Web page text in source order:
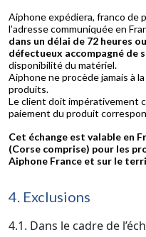
Aiphone expédiera, franco de
l’adresse communiquée en
dans un délai de 72 heures
défectueux accompagné de
disponibilité du matériel.
Aiphone ne procède jamais à
produits.
Le client doit impérativement
paiement du produit
Cet échange est valable en
(Corse comprise) pour les
Aiphone France et sur le
4. Exclusions
4.1. Dans le cadre de